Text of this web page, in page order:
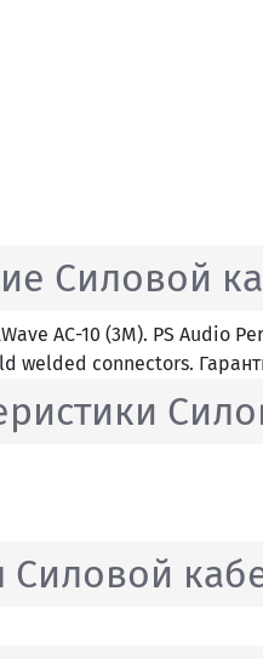
Силовой
AC-10 (3M). PS Audio
welded connectors.